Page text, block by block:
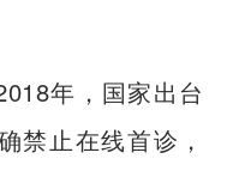
年，国家出台
禁止在线首诊，